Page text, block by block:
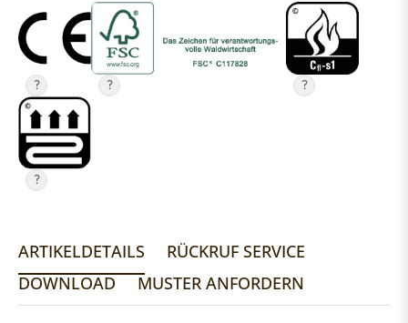
? ? ?
?
ARTIKELDETAILS
RÜCKRUF SERVICE
DOWNLOAD
MUSTER ANFORDERN